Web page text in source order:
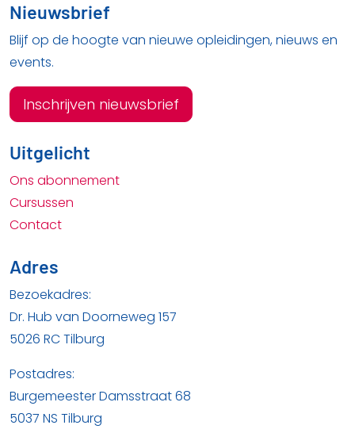
Nieuwsbrief
Blijf op de hoogte van nieuwe opleidingen, nieuws en
events.
Inschrijven nieuwsbrief
Uitgelicht
Ons abonnement
Cursussen
Contact
Adres
Bezoekadres:
Dr. Hub van Doorneweg 157
5026 RC Tilburg
Postadres:
Burgemeester Damsstraat 68
5037 NS Tilburg